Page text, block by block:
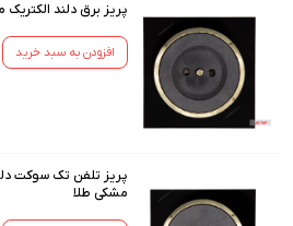
پریز برق دلند
افزودن به سبد خرید
پریز تلفن تک سوکت
مشکی طلا